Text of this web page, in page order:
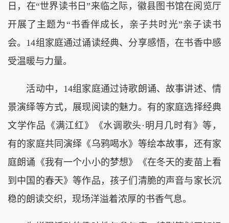
日，在“世界读书日”来临之际，徽县图书馆在阅览厅
开展了主题为“书香伴成长，亲子共时光”亲子读书
会。14组家庭通过诵读经典、分享感悟，在书香中感
受温暖与力量。
活动中，14组家庭通过诗歌朗诵、故事讲述、情
景演绎等方式，展现阅读的魅力。有的家庭选择经典
文学作品《满江红》《水调歌头·明月几时有》等，
有的家庭共同演绎《乌鸦喝水》等绘本故事，还有家
庭朗诵《我有一个小小的梦想》《在冬天的麦苗上看
到中国的春天》等作品，孩子们清脆的声音与家长沉
稳的朗读交织，现场洋溢着浓厚的书香气息。